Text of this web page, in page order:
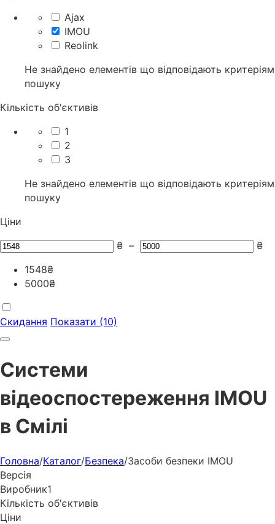
Ajax
IMOU
Reolink
Не знайдено елементів що відповідають критеріям
пошуку
Кількість об'єктивів
1
2
3
Не знайдено елементів що відповідають критеріям
пошуку
Ціни
₴ –
₴
1548₴
5000₴
Скидання Показати (10)
Системи
відеоспостереження IMOU
в Смілі
Головна/Каталог/Безпека/Засоби безпеки IMOU
Версія
Виробник1
Кількість об'єктивів
Ціни